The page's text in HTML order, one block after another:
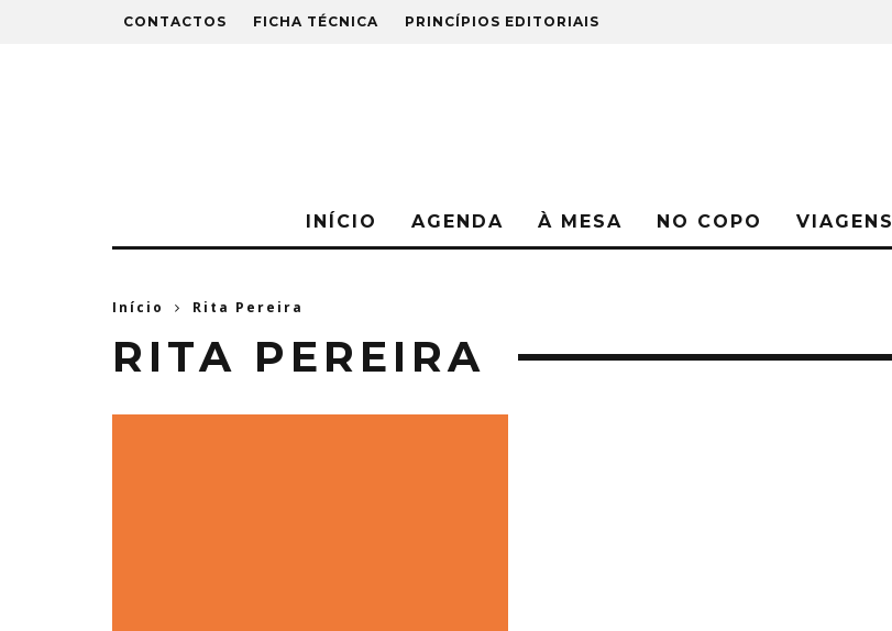
CONTACTOS FICHA TÉCNICA PRINCÍPIOS EDITORIAIS
INÍCIO AGENDA À MESA NO COPO VIAGENS
Início Rita Pereira
RITA PEREIRA